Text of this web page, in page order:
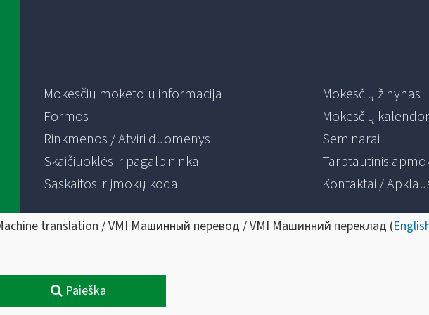
Mokesčių mokėtojų informacija
Formos
Rinkmenos / Atviri duomenys
Skaičiuoklės ir pagalbininkai
Sąskaitos ir įmokų kodai
Mokesčių žinynas
Mokesčių
Seminarai
Tarptautinis
Kontaktai /
translation / VMI Машинный перевод / VMI Машинний переклад (
Paieška